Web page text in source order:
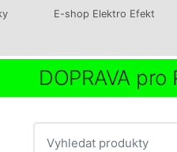
E-shop Elektro Efekt
DOPRAVA